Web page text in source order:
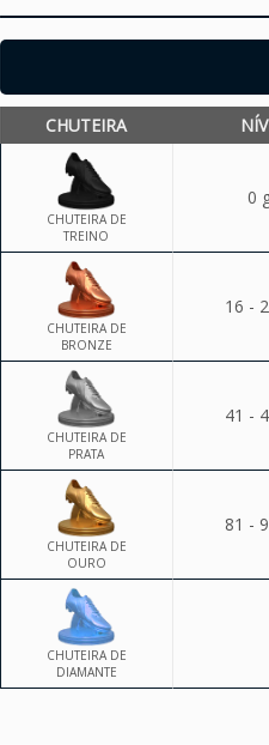
CHUTEIRA
CHUTEIRA DE
TREINO
0
CHUTEIRA DE
BRONZE
16 -
CHUTEIRA DE
PRATA
41 -
CHUTEIRA DE
OURO
81 -
CHUTEIRA DE
DIAMANTE